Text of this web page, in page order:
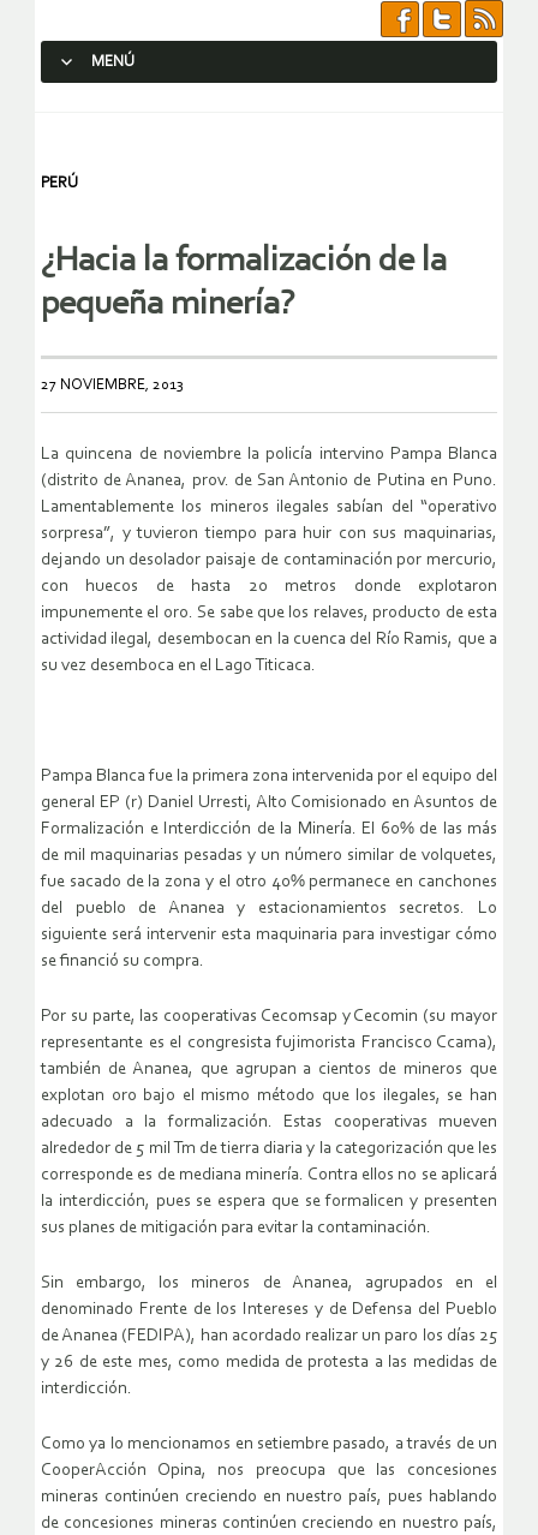
MENÚ
PERÚ
¿Hacia la formalización de la
pequeña minería?
27 NOVIEMBRE, 2013
La quincena de noviembre la policía intervino Pampa Blanca
(distrito de Ananea, prov. de San Antonio de Putina en Puno.
Lamentablemente los mineros ilegales sabían del “operativo
sorpresa”, y tuvieron tiempo para huir con sus maquinarias,
dejando un desolador paisaje de contaminación por mercurio,
con huecos de hasta 20 metros donde explotaron
impunemente el oro. Se sabe que los relaves, producto de esta
actividad ilegal, desembocan en la cuenca del Río Ramis, que a
su vez desemboca en el Lago Titicaca.
Pampa Blanca fue la primera zona intervenida por el equipo del
general EP (r) Daniel Urresti, Alto Comisionado en Asuntos de
Formalización e Interdicción de la Minería. El 60% de las más
de mil maquinarias pesadas y un número similar de volquetes,
fue sacado de la zona y el otro 40% permanece en canchones
del pueblo de Ananea y estacionamientos secretos. Lo
siguiente será intervenir esta maquinaria para investigar cómo
se financió su compra.
Por su parte, las cooperativas Cecomsap y Cecomin (su mayor
representante es el congresista fujimorista Francisco Ccama),
también de Ananea, que agrupan a cientos de mineros que
explotan oro bajo el mismo método que los ilegales, se han
adecuado a la formalización. Estas cooperativas mueven
alrededor de 5 mil Tm de tierra diaria y la categorización que les
corresponde es de mediana minería. Contra ellos no se aplicará
la interdicción, pues se espera que se formalicen y presenten
sus planes de mitigación para evitar la contaminación.
Sin embargo, los mineros de Ananea, agrupados en el
denominado Frente de los Intereses y de Defensa del Pueblo
de Ananea (FEDIPA), han acordado realizar un paro los días 25
y 26 de este mes, como medida de protesta a las medidas de
interdicción.
Como ya lo mencionamos en setiembre pasado, a través de un
CooperAcción Opina, nos preocupa que las concesiones
mineras continúen creciendo en nuestro país, pues hablando
de concesiones mineras continúen creciendo en nuestro país,